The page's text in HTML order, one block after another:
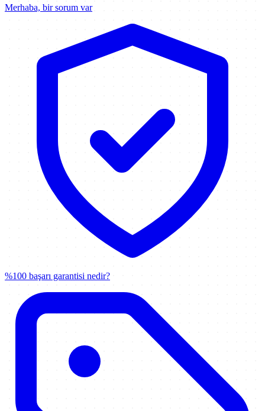
Merhaba, bir sorum var
%100 başarı garantisi nedir?